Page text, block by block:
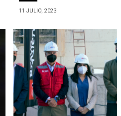
11 JULIO, 2023